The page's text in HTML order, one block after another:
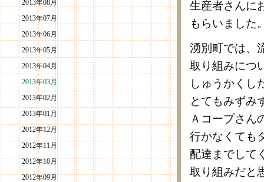
2013年08月
2013年07月
2013年06月
2013年05月
2013年04月
2013年03月
2013年02月
2013年01月
2012年12月
2012年11月
2012年10月
2012年09月
生産者さんに
もらいました
湧別町では、
取り組みにつ
しゅうかくし
とてもみずみ
Ａコープさん
行かなくても
配達までして
取り組みだと